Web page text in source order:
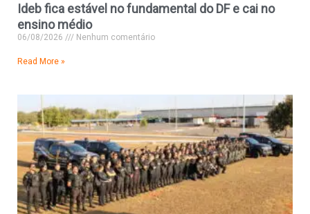
Ideb fica estável no fundamental do DF e cai no
ensino médio
06/08/2026 Nenhum comentário
Read More »